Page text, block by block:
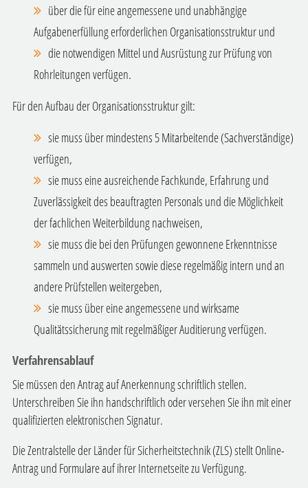
über die für eine angemessene und unabhängige
Aufgabenerfüllung erforderlichen Organisationsstruktur und
die notwendigen Mittel und Ausrüstung zur Prüfung von
Rohrleitungen verfügen.
Für den Aufbau der Organisationsstruktur gilt:
sie muss über mindestens 5 Mitarbeitende (Sachverständige)
verfügen,
sie muss eine ausreichende Fachkunde, Erfahrung und
Zuverlässigkeit des beauftragten Personals und die Möglichkeit
der fachlichen Weiterbildung nachweisen,
sie muss die bei den Prüfungen gewonnene Erkenntnisse
sammeln und auswerten sowie diese regelmäßig intern und an
andere Prüfstellen weitergeben,
sie muss über eine angemessene und wirksame
Qualitätssicherung mit regelmäßiger Auditierung verfügen.
Verfahrensablauf
Sie müssen den Antrag auf Anerkennung schriftlich stellen.
Unterschreiben Sie ihn handschriftlich oder versehen Sie ihn mit einer
qualifizierten elektronischen Signatur.
Die Zentralstelle der Länder für Sicherheitstechnik (ZLS) stellt Online-
Antrag und Formulare auf ihrer Internetseite zu Verfügung.